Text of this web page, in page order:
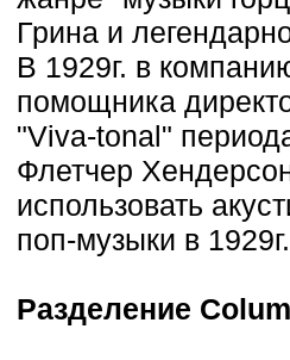
Грина и
В 1929г. в
помощника
"Viva-tonal"
Флетчер
использовать
поп-музыки в
Разделение